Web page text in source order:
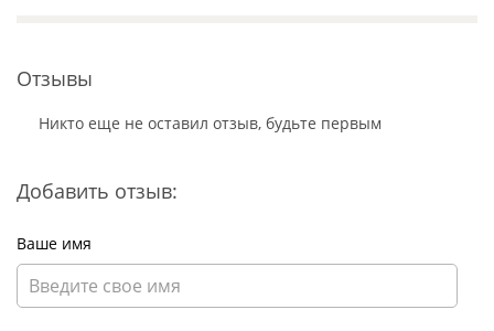
Отзывы
Никто еще не оставил отзыв, будьте первым
Добавить отзыв:
Ваше имя